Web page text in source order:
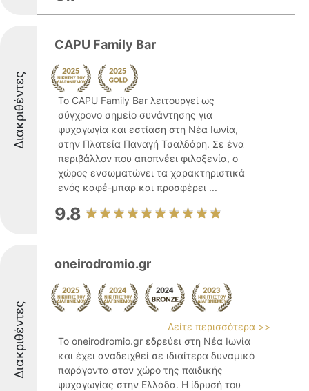
Διακριθέντες
CAPU Family Bar
Το CAPU Family Bar λειτουργεί ως
σύγχρονο σημείο συνάντησης για
ψυχαγωγία και εστίαση στη Νέα Ιωνία,
στην Πλατεία Παναγή Τσαλδάρη. Σε ένα
περιβάλλον που αποπνέει φιλοξενία, ο
χώρος ενσωματώνει τα χαρακτηριστικά
ενός καφέ-μπαρ και προσφέρει ...
9.8
Διακριθέντες
oneirodromio.gr
Δείτε περισσότερα >>
Το oneirodromio.gr εδρεύει στη Νέα Ιωνία
και έχει αναδειχθεί σε ιδιαίτερα δυναμικό
παράγοντα στον χώρο της παιδικής
ψυχαγωγίας στην Ελλάδα. Η ίδρυσή του